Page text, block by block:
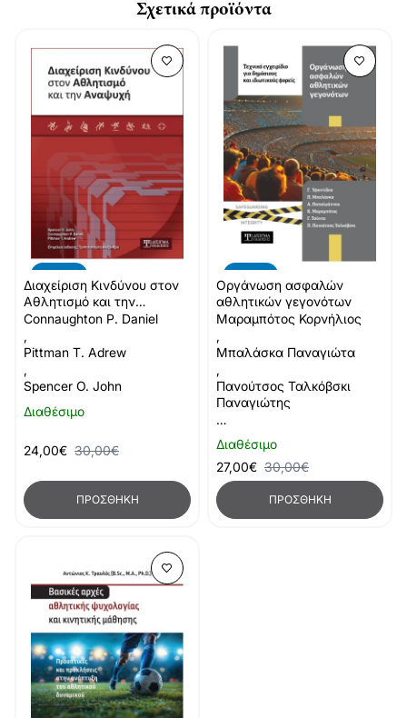
Σχετικά προϊόντα
Διαθέσιμο
Διαχείριση Κινδύνου στον
Αθλητισμό και την
Αναψυχή
Connaughton P. Daniel
,
Pittman T. Adrew
,
Spencer O. John
24,00€ 30,00€
ΠΡΟΣΘΉΚΗ
Διαθέσιμο
Οργάνωση ασφαλών
αθλητικών γεγονότων
Μαραμπότος Κορνήλιος
,
Μπαλάσκα Παναγιώτα
,
Πανούτσος Ταλκόβσκι
Παναγιώτης
…
27,00€ 30,00€
ΠΡΟΣΘΉΚΗ